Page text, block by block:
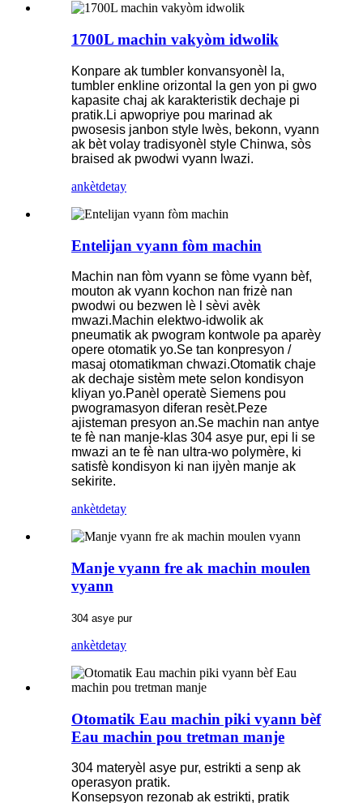
1700L machin vakyòm idwolik
Konpare ak tumbler konvansyonèl la,
tumbler enkline orizontal la gen yon pi gwo
kapasite chaj ak karakteristik dechaje pi
pratik.Li apwopriye pou marinad ak
pwosesis janbon style lwès, bekonn, vyann
ak bèt volay tradisyonèl style Chinwa, sòs
braised ak pwodwi vyann lwazi.
ankètdetay
Entelijan vyann fòm machin
Machin nan fòm vyann se fòme vyann bèf,
mouton ak vyann kochon nan frizè nan
pwodwi ou bezwen lè l sèvi avèk
mwazi.Machin elektwo-idwolik ak
pneumatik ak pwogram kontwole pa aparèy
opere otomatik yo.Se tan konpresyon /
masaj otomatikman chwazi.Otomatik chaje
ak dechaje sistèm mete selon kondisyon
kliyan yo.Panèl operatè Siemens pou
pwogramasyon diferan resèt.Peze
ajisteman presyon an.Se machin nan antye
te fè nan manje-klas 304 asye pur, epi li se
mwazi an te fè nan ultra-wo polymère, ki
satisfè kondisyon ki nan ijyèn manje ak
sekirite.
ankètdetay
Manje vyann fre ak machin moulen
vyann
304 asye pur
ankètdetay
Otomatik Eau machin piki vyann bèf
Eau machin pou tretman manje
304 materyèl asye pur, estrikti a senp ak
operasyon pratik.
Konsepsyon rezonab ak estrikti, pratik